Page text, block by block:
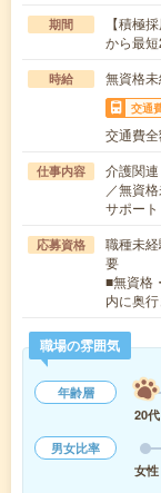
期間
【積極
から最
時給 無資格
交通
交通費全
仕事内容
介護関連
／無資
サポー
応募資格
職種未
要
■無資格
内に奥
職場の雰囲気
年齢層
20代
男女比率
女性